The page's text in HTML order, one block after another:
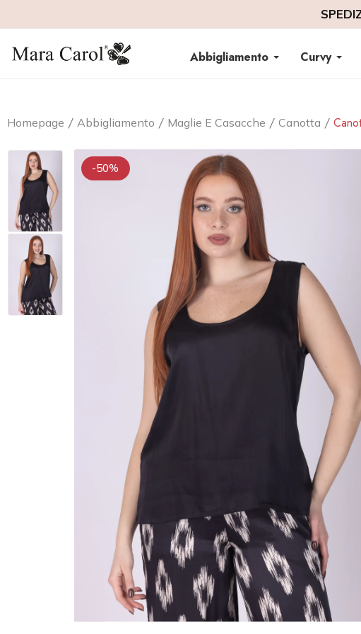
Abbigliamento Curvy
Homepage Abbigliamento Maglie E Casacche Canotta
-50%